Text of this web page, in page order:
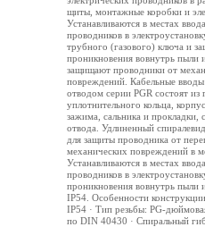
щиты, монтажные коробки и
Устанавливаются в местах
проводников в
трубного (газового) ключа и
проникновения вовнутрь пыли
защищают проводники от
повреждений. Кабельные
отводом серии PGR состоят из
уплотнительного кольца,
зажима, сальника и прокладки,
отвода. Удлиненный
для защиты проводника от
механических повреждений в
Устанавливаются в местах
проводников в
проникновения вовнутрь пыли
IP54. Особенности
IP54 · Тип резьбы: PG-
по DIN 40430 · Спиральный